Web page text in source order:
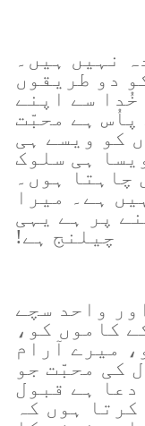
نہیں ہیں۔
دو طریقوں
خُدا سے اپنے
ہے محبّت
کو ویسے ہی
ہی سلوک
چاہتا ہوں۔
ہے۔ میرا
پر ہے یہی
چیلنج ہے!
واحد سچے
کاموں کو،
میرے آرام
کی محبّت جو
دعا ہے قبول
ہوں کہ